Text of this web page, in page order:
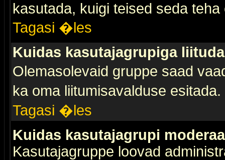
kasutada, kuigi teised seda teha
Tagasi �les
Kuidas kasutajagrupiga
Olemasolevaid gruppe saad
ka oma liitumisavalduse
Tagasi �les
Kuidas kasutajagrupi
Kasutajagruppe loovad